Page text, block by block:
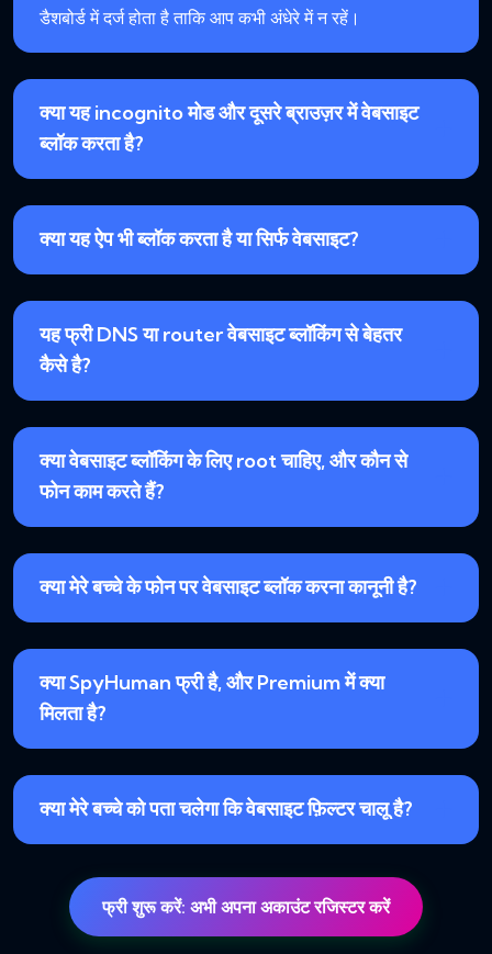
डैशबोर्ड में दर्ज होता है ताकि आप कभी अंधेरे में न रहें।
क्या यह incognito मोड और दूसरे ब्राउज़र में वेबसाइट
ब्लॉक करता है?
क्या यह ऐप भी ब्लॉक करता है या सिर्फ वेबसाइट?
यह फ्री DNS या router वेबसाइट ब्लॉकिंग से बेहतर
कैसे है?
क्या वेबसाइट ब्लॉकिंग के लिए root चाहिए, और कौन से
फोन काम करते हैं?
क्या मेरे बच्चे के फोन पर वेबसाइट ब्लॉक करना कानूनी है?
क्या SpyHuman फ्री है, और Premium में क्या
मिलता है?
क्या मेरे बच्चे को पता चलेगा कि वेबसाइट फ़िल्टर चालू है?
फ्री शुरू करें: अभी अपना अकाउंट रजिस्टर करें